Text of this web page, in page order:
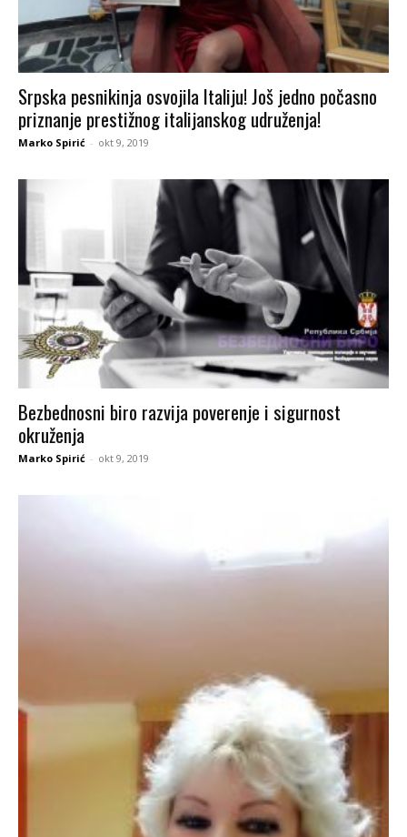
Srpska pesnikinja osvojila Italiju! Još jedno počasno
priznanje prestižnog italijanskog udruženja!
Marko Spirić - okt 9, 2019
Bezbednosni biro razvija poverenje i sigurnost
okruženja
Marko Spirić - okt 9, 2019